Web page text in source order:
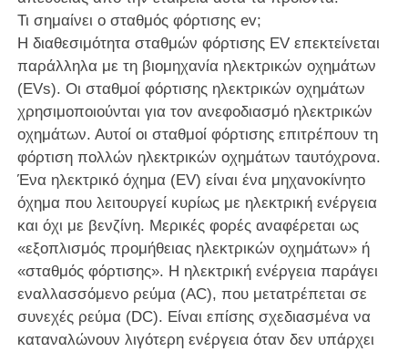
Τι σημαίνει ο σταθμός φόρτισης ev;
Η διαθεσιμότητα σταθμών φόρτισης EV επεκτείνεται
παράλληλα με τη βιομηχανία ηλεκτρικών οχημάτων
(EVs). Οι σταθμοί φόρτισης ηλεκτρικών οχημάτων
χρησιμοποιούνται για τον ανεφοδιασμό ηλεκτρικών
οχημάτων. Αυτοί οι σταθμοί φόρτισης επιτρέπουν τη
φόρτιση πολλών ηλεκτρικών οχημάτων ταυτόχρονα.
Ένα ηλεκτρικό όχημα (EV) είναι ένα μηχανοκίνητο
όχημα που λειτουργεί κυρίως με ηλεκτρική ενέργεια
και όχι με βενζίνη. Μερικές φορές αναφέρεται ως
«εξοπλισμός προμήθειας ηλεκτρικών οχημάτων» ή
«σταθμός φόρτισης». Η ηλεκτρική ενέργεια παράγει
εναλλασσόμενο ρεύμα (AC), που μετατρέπεται σε
συνεχές ρεύμα (DC). Είναι επίσης σχεδιασμένα να
καταναλώνουν λιγότερη ενέργεια όταν δεν υπάρχει